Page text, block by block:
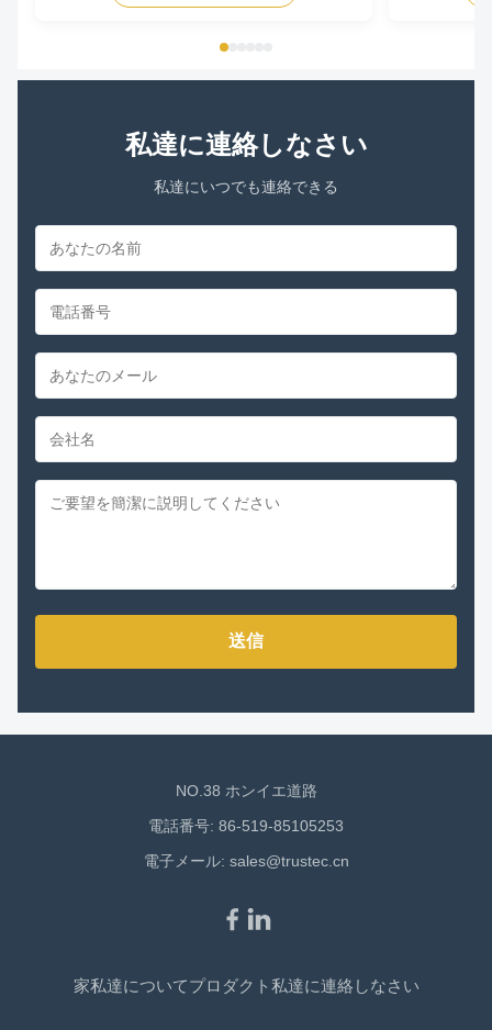
私達に連絡しなさい
私達にいつでも連絡できる
送信
NO.38 ホンイエ道路
電話番号: 86-519-85105253
電子メール: sales@trustec.cn
家私達についてプロダクト 私達に連絡しなさい